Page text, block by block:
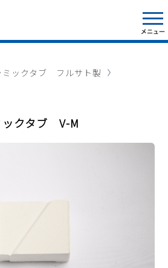
ミックタブ フルサト製
クタブ V-M